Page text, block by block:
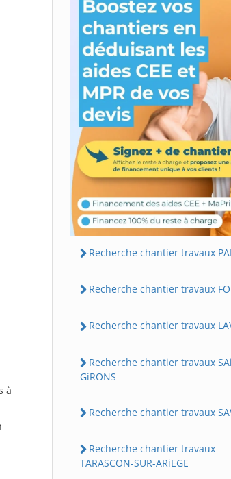
à
Recherche chantier travaux
Recherche chantier travaux
Recherche chantier travaux
Recherche chantier travaux
GiRONS
Recherche chantier travaux
Recherche chantier travaux
TARASCON-SUR-ARiEGE